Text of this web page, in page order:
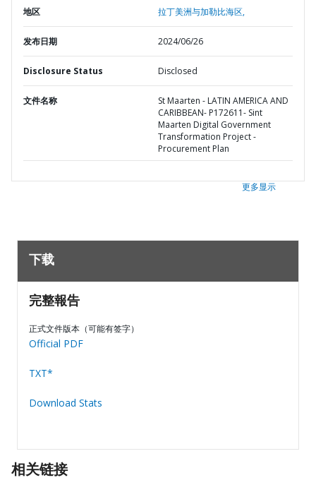
地区 拉丁美洲与加勒比海区,
发布日期 2024/06/26
Disclosure Status Disclosed
文件名称
St Maarten - LATIN AMERICA AND
CARIBBEAN- P172611- Sint
Maarten Digital Government
Transformation Project -
Procurement Plan
更多显示
下载
完整報告
正式文件版本（可能有签字）
Official PDF
TXT*
Download Stats
相关链接